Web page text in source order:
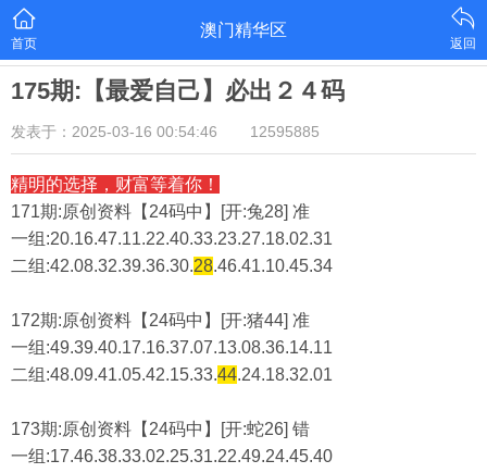
首页
澳门精华区
返回
175期:【最爱自己】必出２４码
发表于：2025-03-16 00:54:46 12595885
精明的选择，财富等着你！
171期:原创资料【24码中】[开:兔28] 准
一组:20.16.47.11.22.40.33.23.27.18.02.31
二组:42.08.32.39.36.30.28.46.41.10.45.34
172期:原创资料【24码中】[开:猪44] 准
一组:49.39.40.17.16.37.07.13.08.36.14.11
二组:48.09.41.05.42.15.33.44.24.18.32.01
173期:原创资料【24码中】[开:蛇26] 错
一组:17.46.38.33.02.25.31.22.49.24.45.40